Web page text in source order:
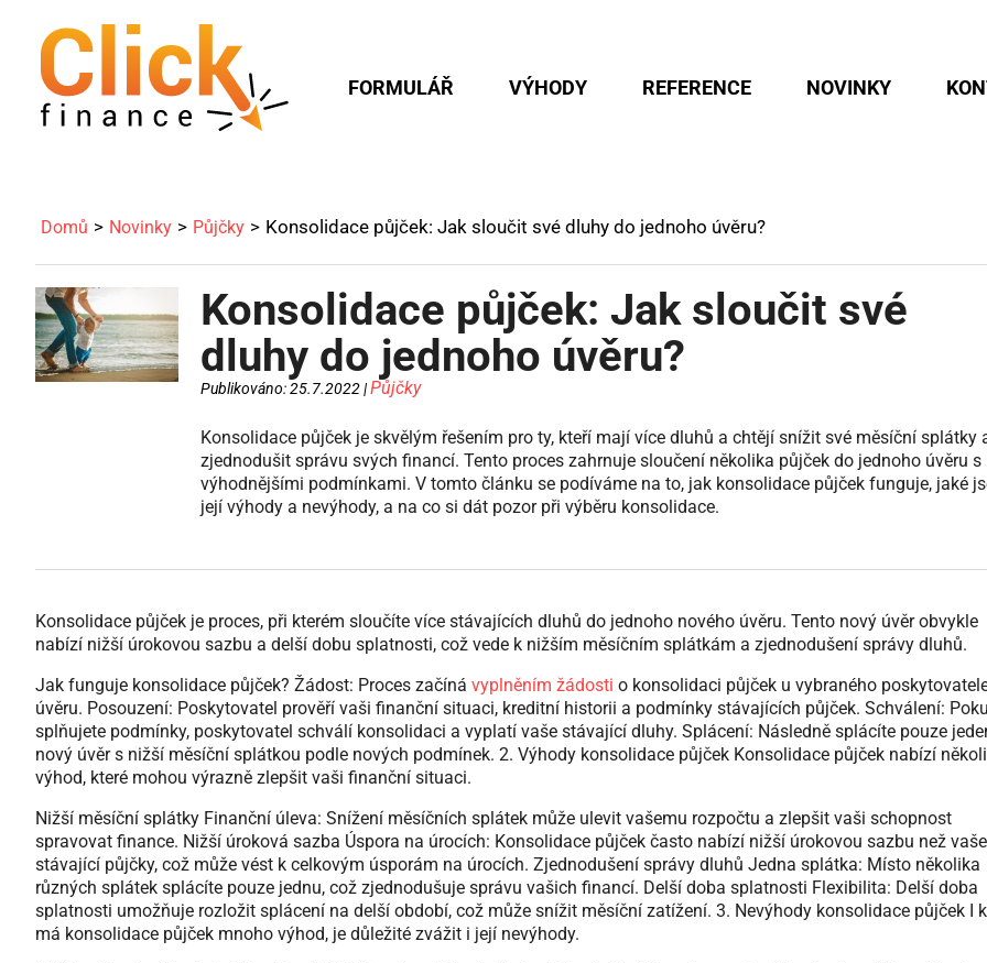
FORMULÁŘ VÝHODY REFERENCE NOVINKY
Domů Novinky Půjčky Konsolidace půjček: Jak sloučit své dluhy do jednoho úvěru?
Konsolidace půjček: Jak sloučit své
dluhy do jednoho úvěru?
Publikováno: 25.7.2022 |Půjčky
Konsolidace půjček je skvělým řešením pro ty, kteří mají více dluhů a chtějí snížit své měsíční splátky
zjednodušit správu svých financí. Tento proces zahrnuje sloučení několika půjček do jednoho úvěru s
výhodnějšími podmínkami. V tomto článku se podíváme na to, jak konsolidace půjček funguje, jaké
její výhody a nevýhody, a na co si dát pozor při výběru konsolidace.
Konsolidace půjček je proces, při kterém sloučíte více stávajících dluhů do jednoho nového úvěru. Tento nový úvěr obvykle
nabízí nižší úrokovou sazbu a delší dobu splatnosti, což vede k nižším měsíčním splátkám a zjednodušení správy dluhů.
Jak funguje konsolidace půjček? Žádost: Proces začíná vyplněním žádosti o konsolidaci půjček u vybraného
úvěru. Posouzení: Poskytovatel prověří vaši finanční situaci, kreditní historii a podmínky stávajících půjček. Schválení:
splňujete podmínky, poskytovatel schválí konsolidaci a vyplatí vaše stávající dluhy. Splácení: Následně splácíte pouze
nový úvěr s nižší měsíční splátkou podle nových podmínek. 2. Výhody konsolidace půjček Konsolidace půjček nabízí
výhod, které mohou výrazně zlepšit vaši finanční situaci.
Nižší měsíční splátky Finanční úleva: Snížení měsíčních splátek může ulevit vašemu rozpočtu a zlepšit vaši schopnost
spravovat finance. Nižší úroková sazba Úspora na úrocích: Konsolidace půjček často nabízí nižší úrokovou sazbu než vaše
stávající půjčky, což může vést k celkovým úsporám na úrocích. Zjednodušení správy dluhů Jedna splátka: Místo několika
různých splátek splácíte pouze jednu, což zjednodušuje správu vašich financí. Delší doba splatnosti Flexibilita: Delší doba
splatnosti umožňuje rozložit splácení na delší období, což může snížit měsíční zatížení. 3. Nevýhody konsolidace půjček I
má konsolidace půjček mnoho výhod, je důležité zvážit i její nevýhody.